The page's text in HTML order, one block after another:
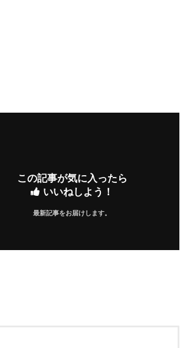
この記事が気に入ったら
いいねしよう！
最新記事をお届けします。